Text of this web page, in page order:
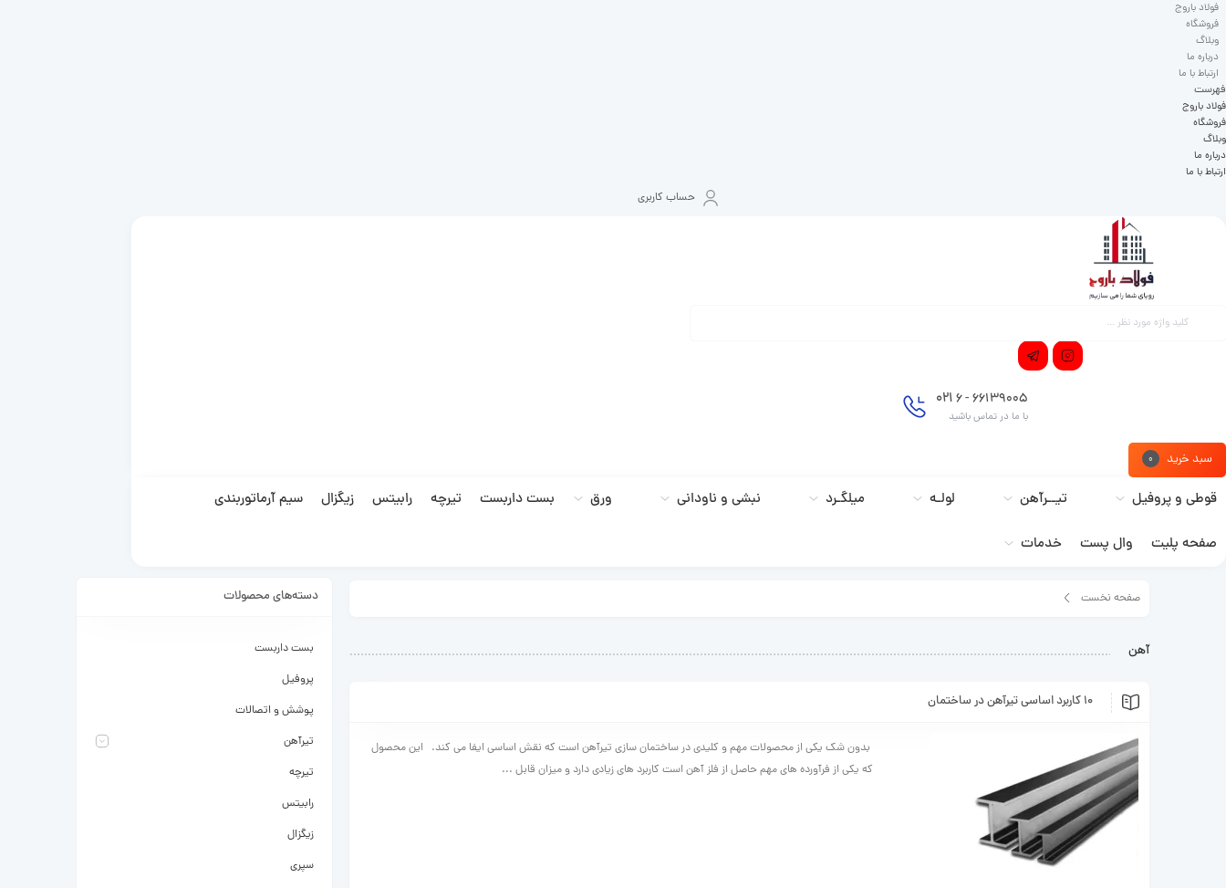
فولاد باروج
فروشگاه
وبلاگ
درباره ما
ارتباط با ما
فهرست
فولاد باروج
فروشگاه
وبلاگ
درباره ما
ارتباط با ما
حساب کاربری
66139005 - 6
021
با ما در تماس باشید
سبد خرید 0
قوطی و پروفیل تیــرآهن لولـه میلگـرد نبشی و ناودانی ورق بست داربست تیرچه رابیتس زیگزال سیم آرماتوربندی
صفحه پلیت وال پست خدمات
صفحه نخست
آهن
10 کاربرد اساسی تیرآهن در ساختمان
بدون شک یکی از محصولات مهم و کلیدی در ساختمان سازی تیرآهن است که نقش اساسی ایفا می کند. این محصول
که یکی از فرآورده های مهم حاصل از فلز آهن است کاربرد های زیادی دارد و میزان قابل ...
دسته‌های محصولات
بست داربست
پروفیل
پوشش و اتصالات
تیرآهن
تیرچه
رابیتس
زیگزال
سپری